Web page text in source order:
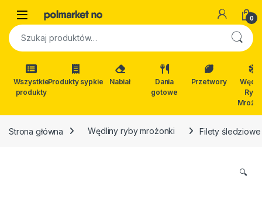
Open 0
Szukaj:
Wszystkie
produkty
Produkty sypkie Nabiał
Dania
gotowe
Przetwory
Ryby
Strona główna Wędliny ryby mrożonki Filety
🔍